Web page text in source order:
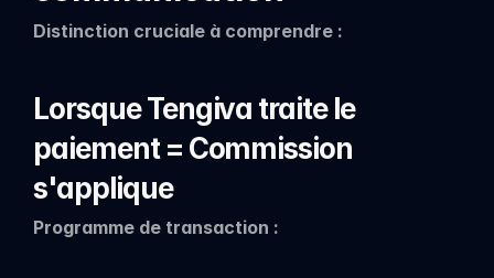
Distinction cruciale à comprendre :
Lorsque Tengiva traite le
paiement = Commission
s'applique
Programme de transaction :